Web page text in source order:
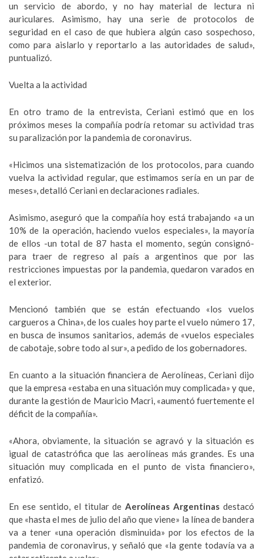
un servicio de abordo, y no hay material de lectura ni
auriculares. Asimismo, hay una serie de protocolos de
seguridad en el caso de que hubiera algún caso sospechoso,
como para aislarlo y reportarlo a las autoridades de salud»,
puntualizó.
Vuelta a la actividad
En otro tramo de la entrevista, Ceriani estimó que en los
próximos meses la compañía podría retomar su actividad tras
su paralización por la pandemia de coronavirus.
«Hicimos una sistematización de los protocolos, para cuando
vuelva la actividad regular, que estimamos sería en un par de
meses», detalló Ceriani en declaraciones radiales.
Asimismo, aseguró que la compañía hoy está trabajando «a un
10% de la operación, haciendo vuelos especiales», la mayoría
de ellos -un total de 87 hasta el momento, según consignó-
para traer de regreso al país a argentinos que por las
restricciones impuestas por la pandemia, quedaron varados en
el exterior.
Mencionó también que se están efectuando «los vuelos
cargueros a China», de los cuales hoy parte el vuelo número 17,
en busca de insumos sanitarios, además de «vuelos especiales
de cabotaje, sobre todo al sur», a pedido de los gobernadores.
En cuanto a la situación financiera de Aerolíneas, Ceriani dijo
que la empresa «estaba en una situación muy complicada» y que,
durante la gestión de Mauricio Macri, «aumentó fuertemente el
déficit de la compañía».
«Ahora, obviamente, la situación se agravó y la situación es
igual de catastrófica que las aerolíneas más grandes. Es una
situación muy complicada en el punto de vista financiero»,
enfatizó.
En ese sentido, el titular deAerolíneas Argentinas destacó
que «hasta el mes de julio del año que viene» la línea de bandera
va a tener «una operación disminuida» por los efectos de la
pandemia de coronavirus, y señaló que «la gente todavía va a